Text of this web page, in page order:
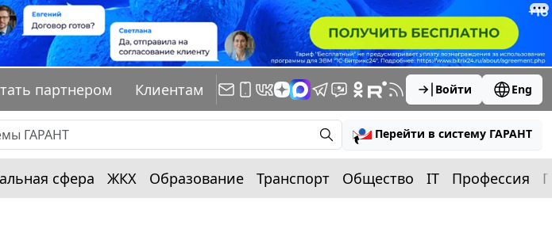
партнером Клиентам Войти Eng
Перейти в систему ГАРАНТ
сфера ЖКХ Образование Транспорт Общество IT Профессия